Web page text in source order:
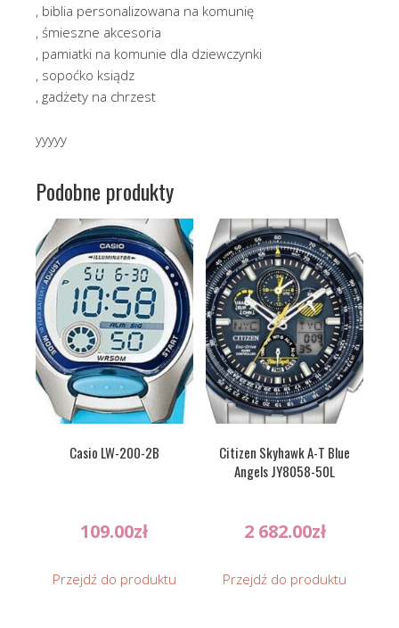
, biblia personalizowana na komunię
, śmieszne akcesoria
, pamiatki na komunie dla dziewczynki
, sopoćko ksiądz
, gadżety na chrzest
yyyyy
Podobne produkty
Casio LW-200-2B
109.00zł
Przejdź do produktu
Citizen Skyhawk A-T Blue
Angels JY8058-50L
2 682.00zł
Przejdź do produktu